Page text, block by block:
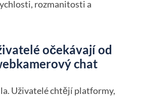
rozmanitosti a
očekávají od
chat
Uživatelé chtějí platformy,